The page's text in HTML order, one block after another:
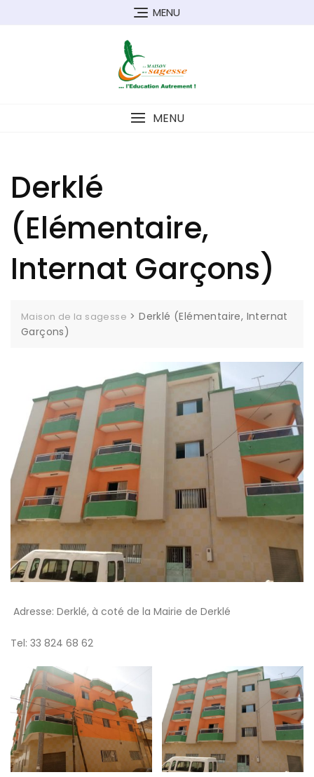
MENU
MENU
Derklé
(Elémentaire,
Internat Garçons)
Maison de la sagesse >Derklé (Elémentaire, Internat
Garçons)
Adresse: Derklé, à coté de la Mairie de Derklé
Tel: 33 824 68 62